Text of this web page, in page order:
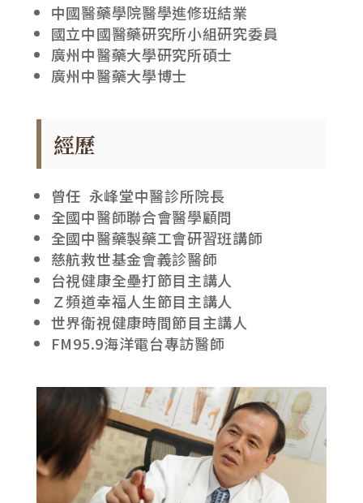
中國醫藥學院醫學進修班結業
國立中國醫藥研究所小組研究委員
廣州中醫藥大學研究所碩士
廣州中醫藥大學博士
經歷
曾任 永峰堂中醫診所院長
全國中醫師聯合會醫學顧問
全國中醫藥製藥工會研習班講師
慈航救世基金會義診醫師
台視健康全壘打節目主講人
Ｚ頻道幸福人生節目主講人
世界衛視健康時間節目主講人
FM95.9海洋電台專訪醫師